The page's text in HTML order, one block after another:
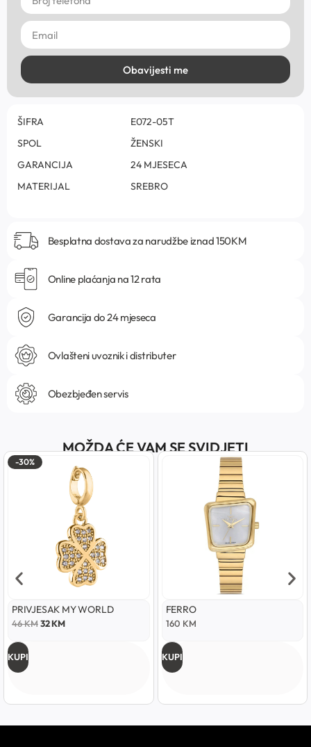
Obavijesti me
ŠIFRA
E072-05T
SPOL
ŽENSKI
GARANCIJA
24 MJESECA
MATERIJAL
SREBRO
Besplatna dostava za narudžbe iznad 150KM
Online plaćanja na 12 rata
Garancija do 24 mjeseca
Ovlašteni uvoznik i distributer
Obezbjeđen servis
MOŽDA ĆE VAM SE SVIDJETI
-30%
PRIVJESAK MY WORLD
46KM32KM
KUPI
FERRO
160 KM
KUPI